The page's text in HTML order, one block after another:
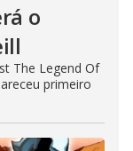
o
The Legend Of
primeiro